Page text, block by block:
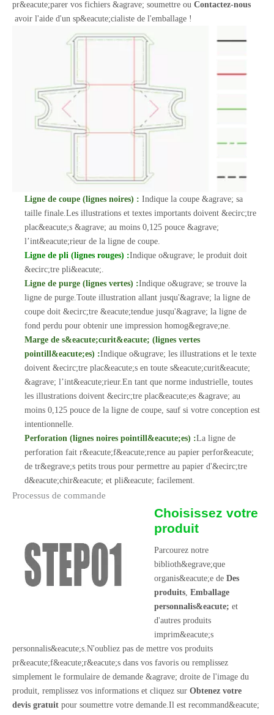
pr&eacute;parer vos fichiers &agrave; soumettre ou Contactez-nous
avoir l'aide d'un sp&eacute;cialiste de l'emballage !
Ligne de coupe (lignes noires) : Indique la coupe &agrave; sa
taille finale.Les illustrations et textes importants doivent &ecirc;tre
plac&eacute;s &agrave; au moins 0,125 pouce &agrave;
l’int&eacute;rieur de la ligne de coupe.
Ligne de pli (lignes rouges) :Indique o&ugrave; le produit doit
&ecirc;tre pli&eacute;.
Ligne de purge (lignes vertes) :Indique o&ugrave; se trouve la
ligne de purge.Toute illustration allant jusqu'&agrave; la ligne de
coupe doit &ecirc;tre &eacute;tendue jusqu'&agrave; la ligne de
fond perdu pour obtenir une impression homog&egrave;ne.
Marge de s&eacute;curit&eacute; (lignes vertes
pointill&eacute;es) :Indique o&ugrave; les illustrations et le texte
doivent &ecirc;tre plac&eacute;s en toute s&eacute;curit&eacute;
&agrave; l’int&eacute;rieur.En tant que norme industrielle, toutes
les illustrations doivent &ecirc;tre plac&eacute;es &agrave; au
moins 0,125 pouce de la ligne de coupe, sauf si votre conception est
intentionnelle.
Perforation (lignes noires pointill&eacute;es) :La ligne de
perforation fait r&eacute;f&eacute;rence au papier perfor&eacute;
de tr&egrave;s petits trous pour permettre au papier d'&ecirc;tre
d&eacute;chir&eacute; et pli&eacute; facilement.
Processus de commande
Choisissez votre
produit
Parcourez notre
biblioth&egrave;que
organis&eacute;e de Des
produits, Emballage
personnalis&eacute; et
d'autres produits
imprim&eacute;s
personnalis&eacute;s.N'oubliez pas de mettre vos produits
pr&eacute;f&eacute;r&eacute;s dans vos favoris ou remplissez
simplement le formulaire de demande &agrave; droite de l'image du
produit, remplissez vos informations et cliquez sur Obtenez votre
devis gratuit pour soumettre votre demande.Il est recommand&eacute;